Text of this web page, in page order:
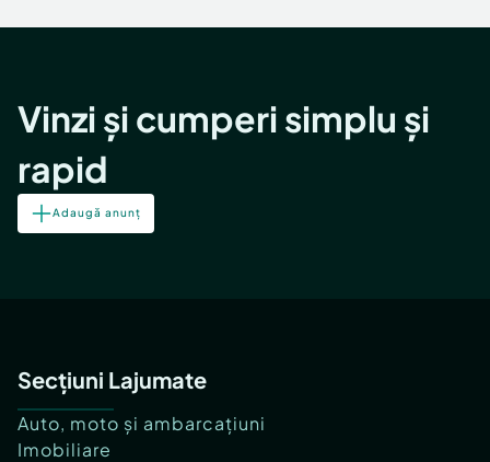
Servicii
Inchiriere Bunuri si Vehicule
Vinzi și cumperi simplu și
rapid
Adaugă anunț
Secțiuni Lajumate
Auto, moto și ambarcațiuni
Imobiliare